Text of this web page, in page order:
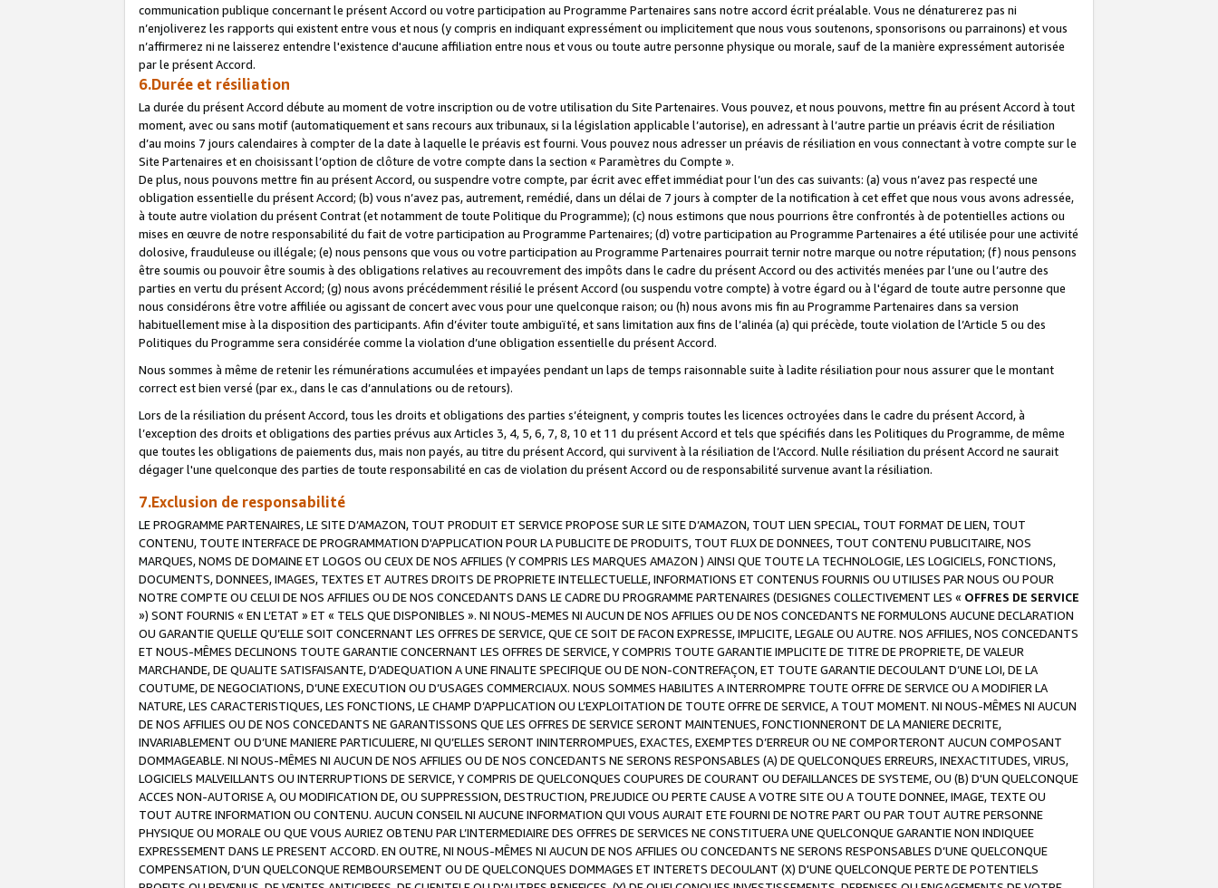
communication publique concernant le présent Accord ou votre participation au Programme Partenaires sans notre accord écrit préalable. Vous ne dénaturerez pas ni
n’enjoliverez les rapports qui existent entre vous et nous (y compris en indiquant expressément ou implicitement que nous vous soutenons, sponsorisons ou parrainons) et vous
n’affirmerez ni ne laisserez entendre l'existence d'aucune affiliation entre nous et vous ou toute autre personne physique ou morale, sauf de la manière expressément autorisée
par le présent Accord.
6.Durée et résiliation
La durée du présent Accord débute au moment de votre inscription ou de votre utilisation du Site Partenaires. Vous pouvez, et nous pouvons, mettre fin au présent Accord à tout
moment, avec ou sans motif (automatiquement et sans recours aux tribunaux, si la législation applicable l’autorise), en adressant à l’autre partie un préavis écrit de résiliation
d’au moins 7 jours calendaires à compter de la date à laquelle le préavis est fourni. Vous pouvez nous adresser un préavis de résiliation en vous connectant à votre compte sur le
Site Partenaires et en choisissant l’option de clôture de votre compte dans la section « Paramètres du Compte ».
De plus, nous pouvons mettre fin au présent Accord, ou suspendre votre compte, par écrit avec effet immédiat pour l’un des cas suivants: (a) vous n’avez pas respecté une
obligation essentielle du présent Accord; (b) vous n’avez pas, autrement, remédié, dans un délai de 7 jours à compter de la notification à cet effet que nous vous avons adressée,
à toute autre violation du présent Contrat (et notamment de toute Politique du Programme); (c) nous estimons que nous pourrions être confrontés à de potentielles actions ou
mises en œuvre de notre responsabilité du fait de votre participation au Programme Partenaires; (d) votre participation au Programme Partenaires a été utilisée pour une activité
dolosive, frauduleuse ou illégale; (e) nous pensons que vous ou votre participation au Programme Partenaires pourrait ternir notre marque ou notre réputation; (f) nous pensons
être soumis ou pouvoir être soumis à des obligations relatives au recouvrement des impôts dans le cadre du présent Accord ou des activités menées par l’une ou l’autre des
parties en vertu du présent Accord; (g) nous avons précédemment résilié le présent Accord (ou suspendu votre compte) à votre égard ou à l'égard de toute autre personne que
nous considérons être votre affiliée ou agissant de concert avec vous pour une quelconque raison; ou (h) nous avons mis fin au Programme Partenaires dans sa version
habituellement mise à la disposition des participants. Afin d’éviter toute ambiguïté, et sans limitation aux fins de l’alinéa (a) qui précède, toute violation de l’Article 5 ou des
Politiques du Programme sera considérée comme la violation d’une obligation essentielle du présent Accord.
Nous sommes à même de retenir les rémunérations accumulées et impayées pendant un laps de temps raisonnable suite à ladite résiliation pour nous assurer que le montant
correct est bien versé (par ex., dans le cas d’annulations ou de retours).
Lors de la résiliation du présent Accord, tous les droits et obligations des parties s’éteignent, y compris toutes les licences octroyées dans le cadre du présent Accord, à
l’exception des droits et obligations des parties prévus aux Articles 3, 4, 5, 6, 7, 8, 10 et 11 du présent Accord et tels que spécifiés dans les Politiques du Programme, de même
que toutes les obligations de paiements dus, mais non payés, au titre du présent Accord, qui survivent à la résiliation de l’Accord. Nulle résiliation du présent Accord ne saurait
dégager l'une quelconque des parties de toute responsabilité en cas de violation du présent Accord ou de responsabilité survenue avant la résiliation.
7.Exclusion de responsabilité
LE PROGRAMME PARTENAIRES, LE SITE D’AMAZON, TOUT PRODUIT ET SERVICE PROPOSE SUR LE SITE D’AMAZON, TOUT LIEN SPECIAL, TOUT FORMAT DE LIEN, TOUT
CONTENU, TOUTE INTERFACE DE PROGRAMMATION D'APPLICATION POUR LA PUBLICITE DE PRODUITS, TOUT FLUX DE DONNEES, TOUT CONTENU PUBLICITAIRE, NOS
MARQUES, NOMS DE DOMAINE ET LOGOS OU CEUX DE NOS AFFILIES (Y COMPRIS LES MARQUES AMAZON ) AINSI QUE TOUTE LA TECHNOLOGIE, LES LOGICIELS, FONCTIONS,
DOCUMENTS, DONNEES, IMAGES, TEXTES ET AUTRES DROITS DE PROPRIETE INTELLECTUELLE, INFORMATIONS ET CONTENUS FOURNIS OU UTILISES PAR NOUS OU POUR
NOTRE COMPTE OU CELUI DE NOS AFFILIES OU DE NOS CONCEDANTS DANS LE CADRE DU PROGRAMME PARTENAIRES (DESIGNES COLLECTIVEMENT LES « OFFRES DE SERVICE
») SONT FOURNIS « EN L’ETAT » ET « TELS QUE DISPONIBLES ». NI NOUS-MEMES NI AUCUN DE NOS AFFILIES OU DE NOS CONCEDANTS NE FORMULONS AUCUNE DECLARATION
OU GARANTIE QUELLE QU’ELLE SOIT CONCERNANT LES OFFRES DE SERVICE, QUE CE SOIT DE FACON EXPRESSE, IMPLICITE, LEGALE OU AUTRE. NOS AFFILIES, NOS CONCEDANTS
ET NOUS-MÊMES DECLINONS TOUTE GARANTIE CONCERNANT LES OFFRES DE SERVICE, Y COMPRIS TOUTE GARANTIE IMPLICITE DE TITRE DE PROPRIETE, DE VALEUR
MARCHANDE, DE QUALITE SATISFAISANTE, D’ADEQUATION A UNE FINALITE SPECIFIQUE OU DE NON-CONTREFAÇON, ET TOUTE GARANTIE DECOULANT D’UNE LOI, DE LA
COUTUME, DE NEGOCIATIONS, D’UNE EXECUTION OU D’USAGES COMMERCIAUX. NOUS SOMMES HABILITES A INTERROMPRE TOUTE OFFRE DE SERVICE OU A MODIFIER LA
NATURE, LES CARACTERISTIQUES, LES FONCTIONS, LE CHAMP D’APPLICATION OU L’EXPLOITATION DE TOUTE OFFRE DE SERVICE, A TOUT MOMENT. NI NOUS-MÊMES NI AUCUN
DE NOS AFFILIES OU DE NOS CONCEDANTS NE GARANTISSONS QUE LES OFFRES DE SERVICE SERONT MAINTENUES, FONCTIONNERONT DE LA MANIERE DECRITE,
INVARIABLEMENT OU D’UNE MANIERE PARTICULIERE, NI QU’ELLES SERONT ININTERROMPUES, EXACTES, EXEMPTES D’ERREUR OU NE COMPORTERONT AUCUN COMPOSANT
DOMMAGEABLE. NI NOUS-MÊMES NI AUCUN DE NOS AFFILIES OU DE NOS CONCEDANTS NE SERONS RESPONSABLES (A) DE QUELCONQUES ERREURS, INEXACTITUDES, VIRUS,
LOGICIELS MALVEILLANTS OU INTERRUPTIONS DE SERVICE, Y COMPRIS DE QUELCONQUES COUPURES DE COURANT OU DEFAILLANCES DE SYSTEME, OU (B) D'UN QUELCONQUE
ACCES NON-AUTORISE A, OU MODIFICATION DE, OU SUPPRESSION, DESTRUCTION, PREJUDICE OU PERTE CAUSE A VOTRE SITE OU A TOUTE DONNEE, IMAGE, TEXTE OU
TOUT AUTRE INFORMATION OU CONTENU. AUCUN CONSEIL NI AUCUNE INFORMATION QUI VOUS AURAIT ETE FOURNI DE NOTRE PART OU PAR TOUT AUTRE PERSONNE
PHYSIQUE OU MORALE OU QUE VOUS AURIEZ OBTENU PAR L’INTERMEDIAIRE DES OFFRES DE SERVICES NE CONSTITUERA UNE QUELCONQUE GARANTIE NON INDIQUEE
EXPRESSEMENT DANS LE PRESENT ACCORD. EN OUTRE, NI NOUS-MÊMES NI AUCUN DE NOS AFFILIES OU CONCEDANTS NE SERONS RESPONSABLES D’UNE QUELCONQUE
COMPENSATION, D’UN QUELCONQUE REMBOURSEMENT OU DE QUELCONQUES DOMMAGES ET INTERETS DECOULANT (X) D'UNE QUELCONQUE PERTE DE POTENTIELS